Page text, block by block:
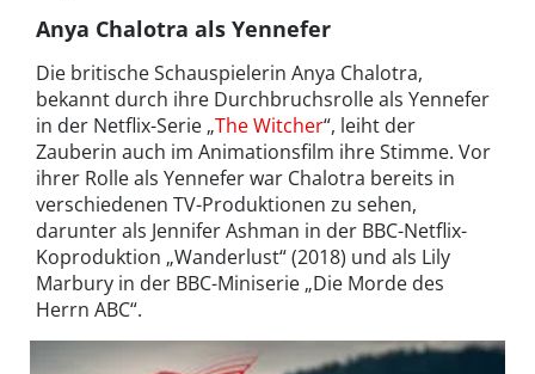
Anya Chalotra als Yennefer
Die britische Schauspielerin Anya Chalotra,
bekannt durch ihre Durchbruchsrolle als Yennefer
in der Netflix-Serie „The Witcher“, leiht der
Zauberin auch im Animationsfilm ihre Stimme. Vor
ihrer Rolle als Yennefer war Chalotra bereits in
verschiedenen TV-Produktionen zu sehen,
darunter als Jennifer Ashman in der BBC-Netflix-
Koproduktion „Wanderlust“ (2018) und als Lily
Marbury in der BBC-Miniserie „Die Morde des
Herrn ABC“.